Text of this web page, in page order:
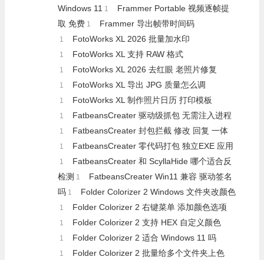
Windows 11 1
Frammer Portable 视频逐帧提
取 免费 1 Frammer 导出帧带时间码
1 FotoWorks XL 2026 批量加水印
1 FotoWorks XL 支持 RAW 格式
1 FotoWorks XL 2026 去红眼 老照片修复
1 FotoWorks XL 导出 JPG 质量怎么调
1 FotoWorks XL 制作照片日历 打印模板
1 FatbeansCreater 驱动级抓包 无需注入进程
1 FatbeansCreater 封包拦截 修改 回复 一体
1 FatbeansCreater 零代码打包 独立EXE 应用
1
FatbeansCreater 和 ScyllaHide 哪个适合反
检测 1
FatbeansCreater Win11 兼容 驱动签名
吗 1 Folder Colorizer 2 Windows 文件夹改颜色
1 Folder Colorizer 2 右键菜单 添加颜色选项
1 Folder Colorizer 2 支持 HEX 自定义颜色
1 Folder Colorizer 2 适合 Windows 11 吗
1 Folder Colorizer 2 批量给多个文件夹上色